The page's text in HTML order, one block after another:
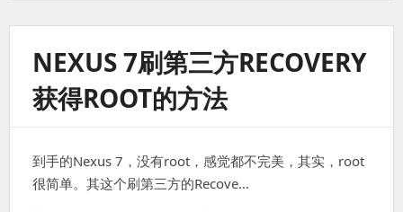
NEXUS 7刷第三方RECOVERY
获得ROOT的方法
到手的Nexus 7，没有root，感觉都不完美，其实，root
很简单。其这个刷第三方的Recove…